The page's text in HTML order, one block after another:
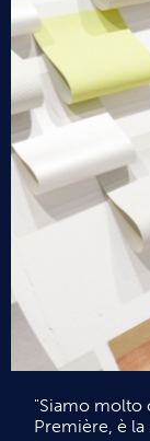
"Siamo molto
Première, è